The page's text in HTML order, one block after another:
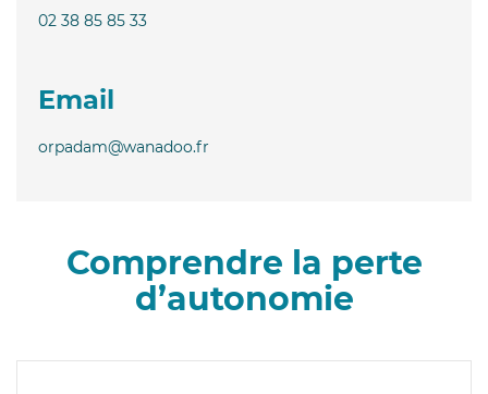
02 38 85 85 33
Email
orpadam@wanadoo.fr
Comprendre la perte
d’autonomie